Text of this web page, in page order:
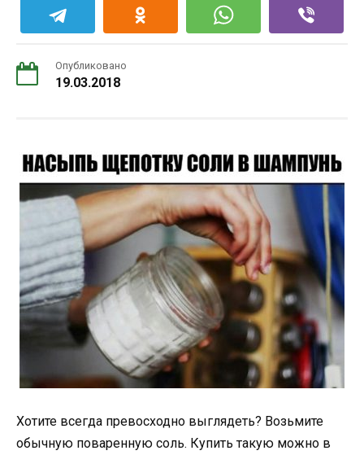
Опубликовано
19.03.2018
Хотите всегда превосходно выглядеть? Возьмите
обычную поваренную соль. Купить такую можно в